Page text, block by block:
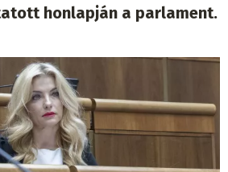
honlapján a parlament.